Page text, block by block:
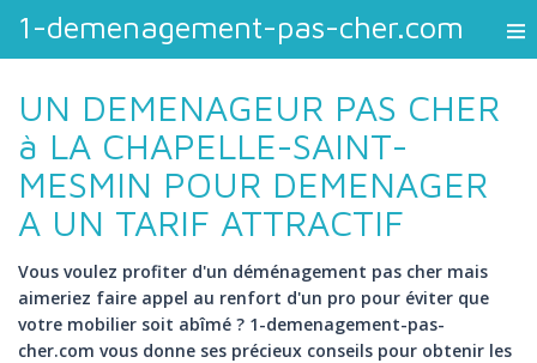
1-demenagement-pas-cher.com
UN DEMENAGEUR PAS CHER
à LA CHAPELLE-SAINT-
MESMIN POUR DEMENAGER
A UN TARIF ATTRACTIF
Vous voulez profiter d'un déménagement pas cher mais
aimeriez faire appel au renfort d'un pro pour éviter que
votre mobilier soit abîmé ? 1-demenagement-pas-
cher.com vous donne ses précieux conseils pour obtenir les